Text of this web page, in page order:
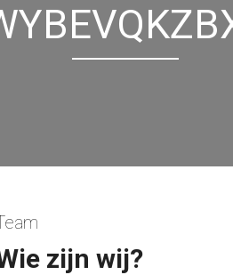
zijn wij?